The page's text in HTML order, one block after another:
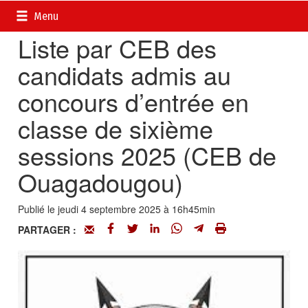
Menu
Accueil>
Liste par CEB des
candidats admis au
concours d’entrée en
classe de sixième
sessions 2025 (CEB de
Ouagadougou)
Publié le jeudi 4 septembre 2025 à 16h45min
PARTAGER :